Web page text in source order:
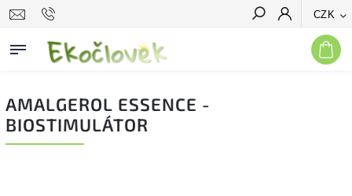
CZK
Hledat
AMALGEROL ESSENCE -
BIOSTIMULÁTOR